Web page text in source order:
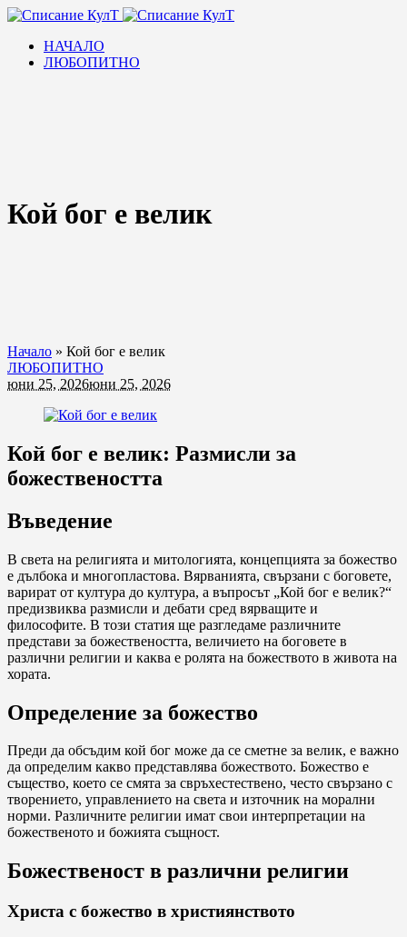
НАЧАЛО
ЛЮБОПИТНО
Кой бог е велик
Начало » Кой бог е велик
ЛЮБОПИТНО
юни 25, 2026юни 25, 2026
Кой бог е велик: Размисли за
божествеността
Въведение
В света на религията и митологията, концепцията за божество
е дълбока и многопластова. Вярванията, свързани с боговете,
варират от култура до култура, а въпросът „Кой бог е велик?“
предизвиква размисли и дебати сред вярващите и
философите. В този статия ще разгледаме различните
представи за божествеността, величието на боговете в
различни религии и каква е ролята на божеството в живота на
хората.
Определение за божество
Преди да обсъдим кой бог може да се сметне за велик, е важно
да определим какво представлява божеството. Божество е
същество, което се смята за свръхестествено, често свързано с
творението, управлението на света и източник на морални
норми. Различните религии имат свои интерпретации на
божественото и божията същност.
Божественост в различни религии
Христа с божество в християнството